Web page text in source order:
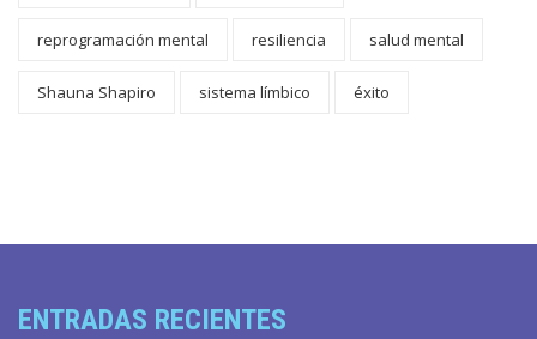
reprogramación mental resiliencia salud mental
Shauna Shapiro sistema límbico éxito
ENTRADAS RECIENTES